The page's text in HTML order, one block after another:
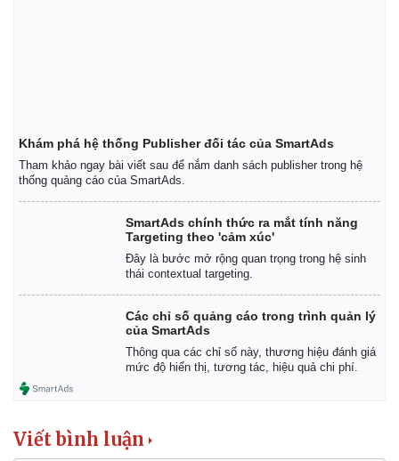
Lịch thi đấu bóng đá
Thế giới thể thao
Khám phá hệ thống Publisher đối tác của SmartAds
Tham khảo ngay bài viết sau để nắm danh sách publisher trong hệ
thống quảng cáo của SmartAds.
SmartAds chính thức ra mắt tính năng
Targeting theo 'cảm xúc'
Đây là bước mở rộng quan trọng trong hệ sinh
thái contextual targeting.
Các chỉ số quảng cáo trong trình quản lý
của SmartAds
Thông qua các chỉ số này, thương hiệu đánh giá
mức độ hiển thị, tương tác, hiệu quả chi phí.
Viết bình luận